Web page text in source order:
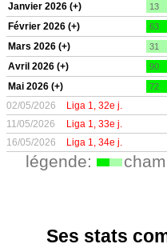
Janvier 2026 (+) 13
Février 2026 (+) 63
Mars 2026 (+) 31
Avril 2026 (+) 90
Mai 2026 (+) 72
02/05/2026 Liga 1, 32e j.
11/05/2026
Liga 1, 33e j.
16/05/2026
Liga 1, 34e j.
légende:
Ses stats